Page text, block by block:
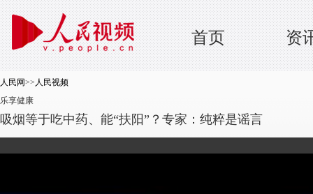
首页 资
人民网>> 人民视频
乐享健康
吸烟等于吃中药、能“扶阳”？专家：纯粹是谣言